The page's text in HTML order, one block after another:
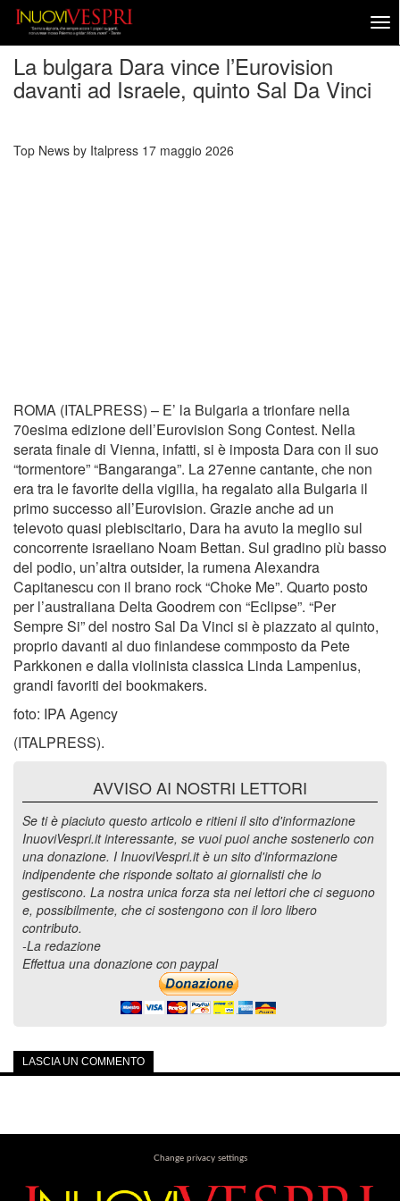
La bulgara Dara vince l’Eurovision
davanti ad Israele, quinto Sal Da Vinci
Top News by Italpress 17 maggio 2026
ROMA (ITALPRESS) – E’ la Bulgaria a trionfare nella
70esima edizione dell’Eurovision Song Contest. Nella
serata finale di Vienna, infatti, si è imposta Dara con il suo
“tormentore” “Bangaranga”. La 27enne cantante, che non
era tra le favorite della vigilia, ha regalato alla Bulgaria il
primo successo all’Eurovision. Grazie anche ad un
televoto quasi plebiscitario, Dara ha avuto la meglio sul
concorrente israeliano Noam Bettan. Sul gradino più basso
del podio, un’altra outsider, la rumena Alexandra
Capitanescu con il brano rock “Choke Me”. Quarto posto
per l’australiana Delta Goodrem con “Eclipse”. “Per
Sempre Si” del nostro Sal Da Vinci si è piazzato al quinto,
proprio davanti al duo finlandese commposto da Pete
Parkkonen e dalla violinista classica Linda Lampenius,
grandi favoriti dei bookmakers.
foto: IPA Agency
(ITALPRESS).
AVVISO AI NOSTRI LETTORI
Se ti è piaciuto questo articolo e ritieni il sito d'informazione
InuoviVespri.it interessante, se vuoi puoi anche sostenerlo con
una donazione. I InuoviVespri.it è un sito d'informazione
indipendente che risponde soltato ai giornalisti che lo
gestiscono. La nostra unica forza sta nei lettori che ci seguono
e, possibilmente, che ci sostengono con il loro libero
contributo.
-La redazione
Effettua una donazione con paypal
LASCIA UN COMMENTO
Change privacy settings